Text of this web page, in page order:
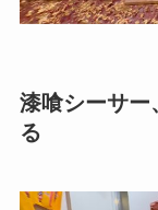
漆喰シーサー
る